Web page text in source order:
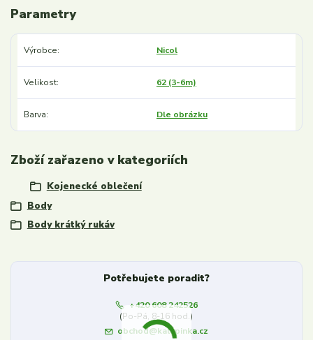
Parametry
Výrobce Nicol
Velikost 62 (3-6m)
Barva Dle obrázku
Zboží zařazeno v kategoriích
Kojenecké oblečení
Body
Body krátký rukáv
Potřebujete poradit?
+420 608 242526
(Po-Pá, 8-16 hod.)
obchod@kalupinka.cz